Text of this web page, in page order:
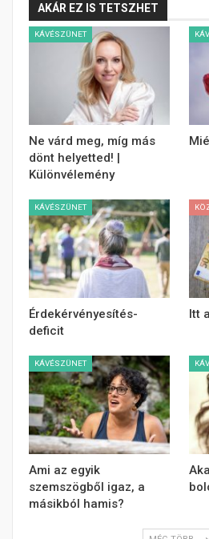
AKÁR EZ IS TETSZHET
KÁVÉSZÜNET
Ne várd meg, míg más
dönt helyetted! |
Különvélemény
KÁVÉSZÜNET
Érdekérvényesítés-
deficit
Itt
KÁVÉSZÜNET
Ami az egyik
szemszögből igaz, a
másikból hamis?